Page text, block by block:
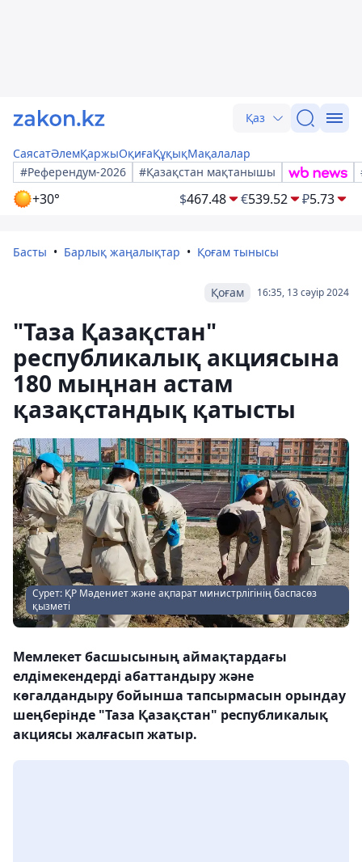
Қаз
СаясатӘлемҚаржыОқиғаҚұқықМақалалар
#Референдум-2026
#Қазақстан мақтанышы
+30° $467.48 €539.52 ₽5.73
Басты Барлық жаңалықтар Қоғам тынысы
16:35, 13 сәуір 2024
Қоғам
"Таза Қазақстан"
республикалық акциясына
180 мыңнан астам
қазақстандық қатысты
Сурет: ҚР Мәдениет және ақпарат министрлігінің баспасөз
қызметі
Мемлекет басшысының аймақтардағы
елдімекендерді абаттандыру және
көгалдандыру бойынша тапсырмасын орындау
шеңберінде "Таза Қазақстан" республикалық
акциясы жалғасып жатыр.